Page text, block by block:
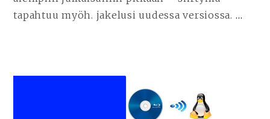
tapahtuu myöh. jakelusi uudessa versiossa. …